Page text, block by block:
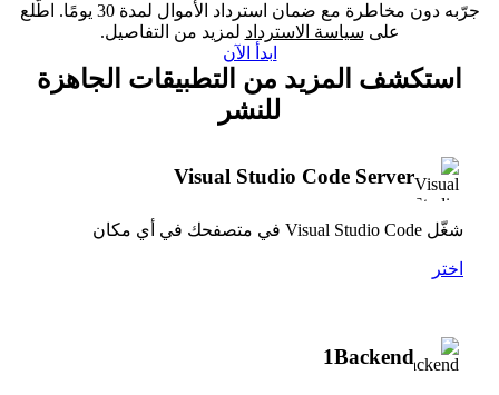
جرّبه دون مخاطرة مع ضمان استرداد الأموال لمدة 30 يومًا. اطّلع
على سياسة الاسترداد لمزيد من التفاصيل.
ابدأ الآن
استكشف المزيد من التطبيقات الجاهزة
للنشر
Visual Studio Code Server
شغّل Visual Studio Code في متصفحك في أي مكان
اختر
1Backend